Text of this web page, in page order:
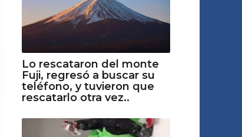
Lo rescataron del monte
Fuji, regresó a buscar su
teléfono, y tuvieron que
rescatarlo otra vez..